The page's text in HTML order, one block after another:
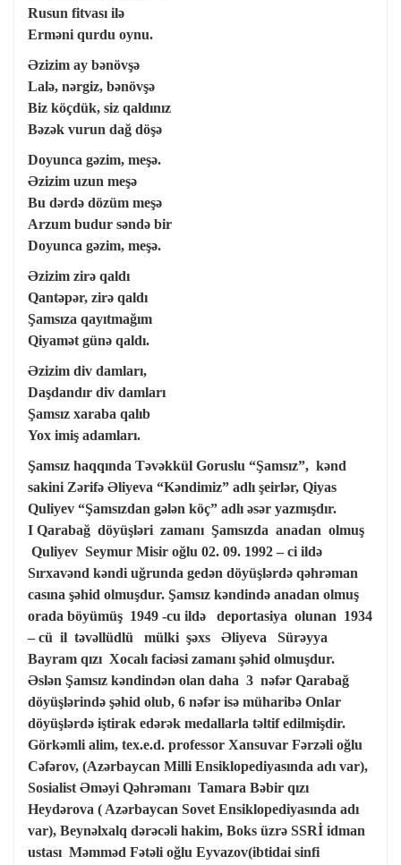
Rusun fitvası ilə
Erməni qurdu oynu.
Əzizim ay bənövşə
Lalə, nərgiz, bənövşə
Biz köçdük, siz qaldınız
Bəzək vurun dağ döşə
Doyunca gəzim, meşə.
Əzizim uzun meşə
Bu dərdə dözüm meşə
Arzum budur səndə bir
Doyunca gəzim, meşə.
Əzizim zirə qaldı
Qantəpər, zirə qaldı
Şamsıza qayıtmağım
Qiyamət günə qaldı.
Əzizim div damları,
Daşdandır div damları
Şamsız xaraba qalıb
Yox imiş adamları.
Şamsız haqqında Təvəkkül Goruslu “Şamsız”, kənd
sakini Zərifə Əliyeva “Kəndimiz” adlı şeirlər, Qiyas
Quliyev “Şamsızdan gələn köç” adlı əsər yazmışdır.
I Qarabağ döyüşləri zamanı Şamsızda anadan olmuş
Quliyev Seymur Misir oğlu 02. 09. 1992 – ci ildə
Sırxavənd kəndi uğrunda gedən döyüşlərdə qəhrəman
casına şəhid olmuşdur. Şamsız kəndində anadan olmuş
orada böyümüş 1949 -cu ildə deportasiya olunan 1934
– cü il təvəllüdlü mülki şəxs Əliyeva Sürəyya
Bayram qızı Xocalı faciəsi zamanı şəhid olmuşdur.
Əslən Şamsız kəndindən olan daha 3 nəfər Qarabağ
döyüşlərində şəhid olub, 6 nəfər isə müharibə Onlar
döyüşlərdə iştirak edərək medallarla təltif edilmişdir.
Görkəmli alim, tex.e.d. professor Xansuvar Fərzəli oğlu
Cəfərov, (Azərbaycan Milli Ensiklopediyasında adı var),
Sosialist Əməyi Qəhrəmanı Tamara Bəbir qızı
Heydərova ( Azərbaycan Sovet Ensiklopediyasında adı
var), Beynəlxalq dərəcəli hakim, Boks üzrə SSRİ idman
ustası Məmməd Fətəli oğlu Eyvazov(ibtidai sinfi